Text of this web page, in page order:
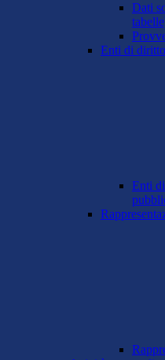
Dati
Enti di
Enti